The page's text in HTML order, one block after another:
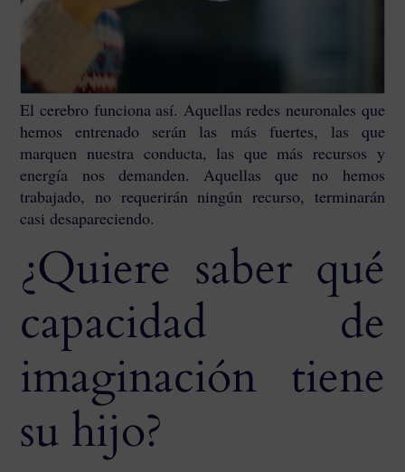
El cerebro funciona así. Aquellas redes neuronales que
hemos entrenado serán las más fuertes, las que
marquen nuestra conducta, las que más recursos y
energía nos demanden. Aquellas que no hemos
trabajado, no requerirán ningún recurso, terminarán
casi desapareciendo.
¿Quiere saber qué
capacidad de
imaginación tiene
su hijo?